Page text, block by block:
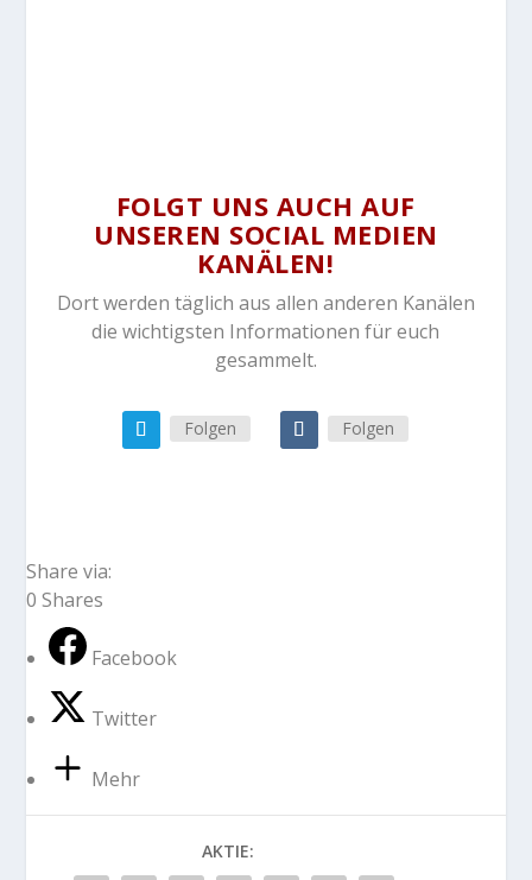
FOLGT UNS AUCH AUF
UNSEREN SOCIAL MEDIEN
KANÄLEN!
Dort werden täglich aus allen anderen Kanälen
die wichtigsten Informationen für euch
gesammelt.
Folgen Folgen
Share via:
0 Shares
Facebook
Twitter
Mehr
AKTIE: